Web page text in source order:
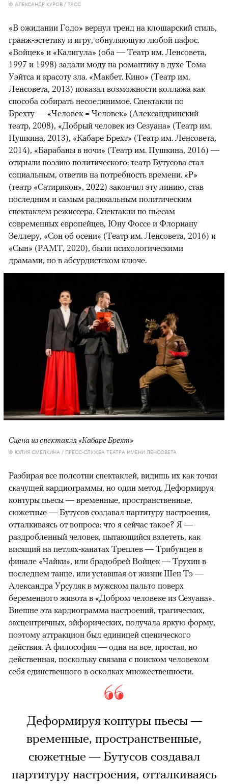
© АЛЕКСАНДР КУРОВ / ТАСС
«В ожидании Годо» вернул тренд на клошарский стиль,
гранж-эстетику и игру, обнуляющую любой пафос.
«Войцек» и «Калигула» (оба — Театр им. Ленсовета,
1997 и 1998) задали моду на романтику в духе Тома
Уэйтса и красоту зла. «Макбет. Кино» (Театр им.
Ленсовета, 2013) показал возможности коллажа как
способа собирать несоединимое. Спектакли по
Брехту — «Человек = Человек» (Александринский
театр, 2008), «Добрый человек из Сезуана» (Театр им.
Пушкина, 2013), «Кабаре Брехт» (Театр им. Ленсовета,
2014), «Барабаны в ночи» (Театр им. Пушкина, 2016) —
открыли поэзию политического: театр Бутусова стал
социальным, ответив на потребность времени. «Р»
(театр «Сатирикон», 2022) закончил эту линию, став
последним и самым радикальным политическим
спектаклем режиссера. Спектакли по пьесам
современных европейцев, Юну Фоссе и Флориану
Зеллеру, «Сон об осени» (Театр им. Ленсовета, 2016) и
«Сын» (РАМТ, 2020), были психологическими
драмами, но в абсурдистском ключе.
Сцена из спектакля «Кабаре Брехт»
© ЮЛИЯ СМЕЛКИНА / ПРЕСС-СЛУЖБА ТЕАТРА ИМЕНИ ЛЕНСОВЕТА
Разбирая все полсотни спектаклей, видишь их как точки
скачущей кардиограммы, но один метод. Деформируя
контуры пьесы — временные, пространственные,
сюжетные — Бутусов создавал партитуру настроения,
отталкиваясь от вопроса: что я сейчас такое? Я —
раздробленный человек, пытающийся взлететь, как
висящий на петлях-канатах Треплев — Трибунцев в
финале «Чайки», или брадобрей Войцек — Трухин в
последнем танце, или уставшая от жизни Шен Тэ —
Александра Урсуляк в мужском пальто поверх
беременного живота в «Добром человеке из Сезуана».
Внешне эта кардиограмма настроений, трагических,
эксцентричных, эйфорических, получала яркую форму,
поэтому аттракцион был единицей сценического
действия. А философия — одна на все, простая, но
действенная, поскольку связана с поиском человеком
себя единственного в осколках множественности.
Деформируя контуры пьесы —
временные, пространственные,
сюжетные — Бутусов создавал
партитуру настроения, отталкиваясь